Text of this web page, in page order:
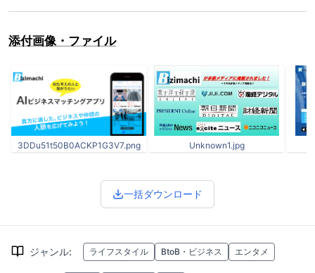
添付画像・ファイル
3DDu51t50B0ACKP1G3V7.png Unknown1.jpg
一括ダウンロード
ジャンル: ライフスタイル BtoB・ビジネス エンタメ